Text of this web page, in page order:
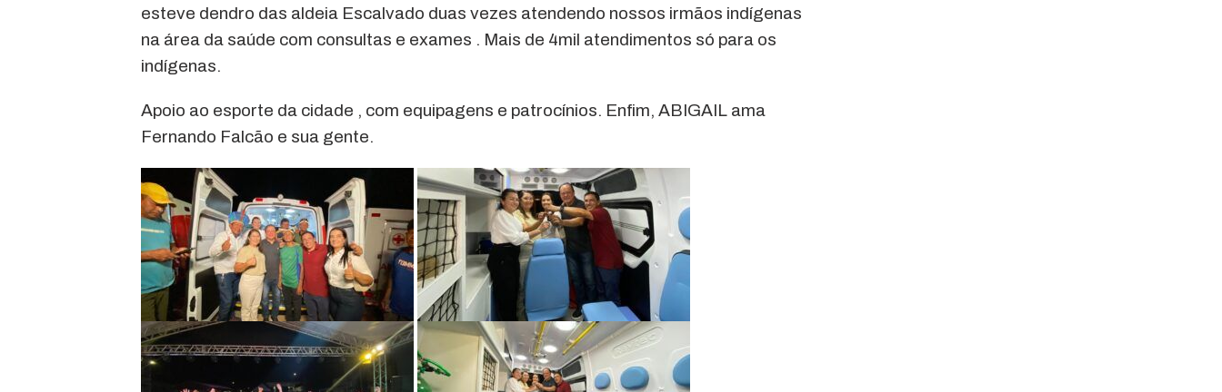
esteve dendro das aldeia Escalvado duas vezes atendendo nossos irmãos indígenas
na área da saúde com consultas e exames . Mais de 4mil atendimentos só para os
indígenas.
Apoio ao esporte da cidade , com equipagens e patrocínios. Enfim, ABIGAIL ama
Fernando Falcão e sua gente.